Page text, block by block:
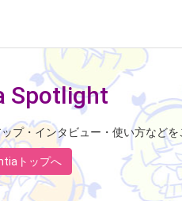
Spotlight
プ・インタビュー・使い方などを
トップへ